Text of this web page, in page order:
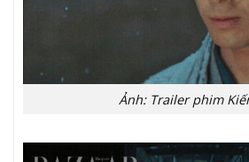
Ảnh: Trailer phim